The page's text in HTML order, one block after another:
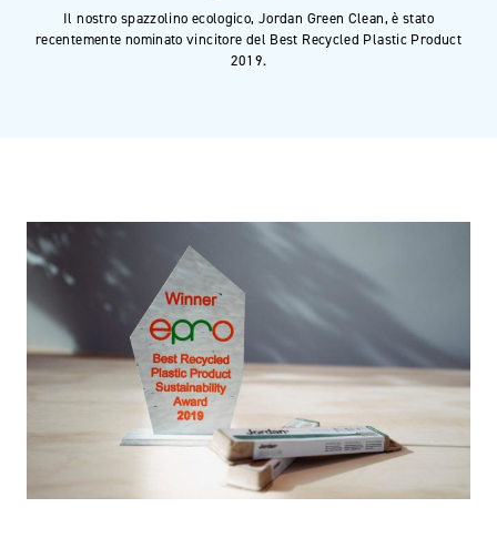
Il nostro spazzolino ecologico, Jordan Green Clean, è stato
recentemente nominato vincitore del Best Recycled Plastic Product
2019.